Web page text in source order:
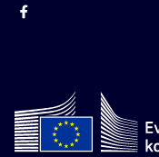
Facebook